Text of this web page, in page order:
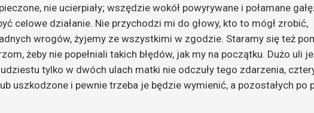
nie ucierpiały; wszędzie wokół powyrywane i połamane
celowe działanie. Nie przychodzi mi do głowy, kto to mógł zrobić,
wrogów, żyjemy ze wszystkimi w zgodzie. Staramy się też
żeby nie popełniali takich błędów, jak my na początku. Dużo uli
tylko w dwóch ulach matki nie odczuły tego zdarzenia,
uszkodzone i pewnie trzeba je będzie wymienić, a pozostałych po